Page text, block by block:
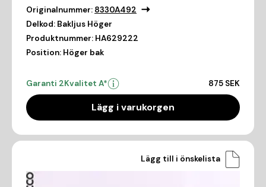
Originalnummer: 8330A492
Delkod: Bakljus Höger
Produktnummer: HA629222
Position: Höger bak
Garanti 2Kvalitet A* 875 SEK
Lägg i varukorgen
Lägg till i önskelista